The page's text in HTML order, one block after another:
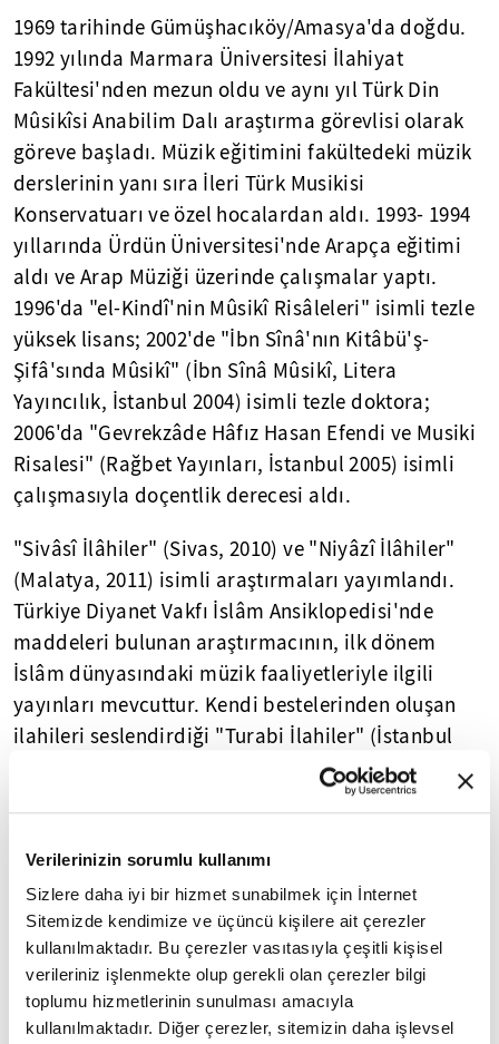
Verilerinizin sorumlu kullanımı
Sizlere daha iyi bir hizmet sunabilmek için İnternet
Sitemizde kendimize ve üçüncü kişilere ait çerezler
kullanılmaktadır. Bu çerezler vasıtasıyla çeşitli kişisel
verileriniz işlenmekte olup gerekli olan çerezler bilgi
toplumu hizmetlerinin sunulması amacıyla
kullanılmaktadır. Diğer çerezler, sitemizin daha işlevsel
1969 tarihinde Gümüşhacıköy/Amasya'da doğdu.
1992 yılında Marmara Üniversitesi İlahiyat
Fakültesi'nden mezun oldu ve aynı yıl Türk Din
Mûsikîsi Anabilim Dalı araştırma görevlisi olarak
göreve başladı. Müzik eğitimini fakültedeki müzik
derslerinin yanı sıra İleri Türk Musikisi
Konservatuarı ve özel hocalardan aldı. 1993- 1994
yıllarında Ürdün Üniversitesi'nde Arapça eğitimi
aldı ve Arap Müziği üzerinde çalışmalar yaptı.
1996'da "el-Kindî'nin Mûsikî Risâleleri" isimli tezle
yüksek lisans; 2002'de "İbn Sînâ'nın Kitâbü'ş-
Şifâ'sında Mûsikî" (İbn Sînâ Mûsikî, Litera
Yayıncılık, İstanbul 2004) isimli tezle doktora;
2006'da "Gevrekzâde Hâfız Hasan Efendi ve Musiki
Risalesi" (Rağbet Yayınları, İstanbul 2005) isimli
çalışmasıyla doçentlik derecesi aldı.
"Sivâsî İlâhiler" (Sivas, 2010) ve "Niyâzî İlâhiler"
(Malatya, 2011) isimli araştırmaları yayımlandı.
Türkiye Diyanet Vakfı İslâm Ansiklopedisi'nde
maddeleri bulunan araştırmacının, ilk dönem
İslâm dünyasındaki müzik faaliyetleriyle ilgili
yayınları mevcuttur. Kendi bestelerinden oluşan
ilahileri seslendirdiği "Turabi İlahiler" (İstanbul
2011) isimli albümü vardır. Ses ve kanun sanatçısı
olarak yurtiçi ve yurtdışında birçok icralara
Belediyesi Konservatuarı Türk Tasavvuf Müziği
Korosu'nun şefi olarak topluluğun icralarını
yönetmektedir.
Evli ve bir çocuk babasıdır.
💠💠💠